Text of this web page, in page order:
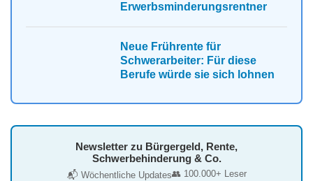
Erwerbsminderungsrentner
Neue Frührente für
Schwerarbeiter: Für diese
Berufe würde sie sich lohnen
Newsletter zu Bürgergeld, Rente,
Schwerbehinderung & Co.
📬 Wöchentliche Updates👥 100.000+ Leser